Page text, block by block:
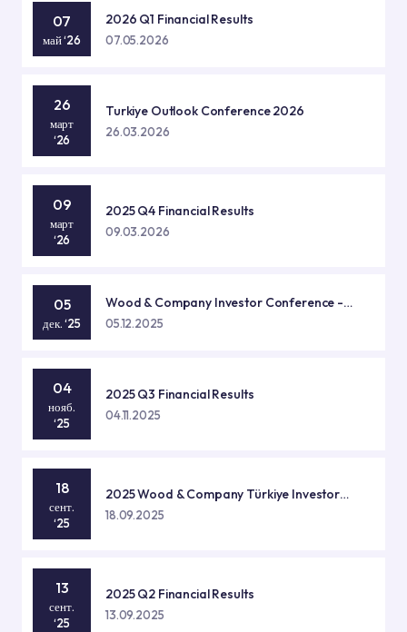
07
май ‘26
2026 Q1 Financial Results
07.05.2026
26
март
‘26
Turkiye Outlook Conference 2026
26.03.2026
09
март
‘26
2025 Q4 Financial Results
09.03.2026
05
дек. ‘25
Wood & Company Investor Conference -
Prague
05.12.2025
04
нояб.
‘25
2025 Q3 Financial Results
04.11.2025
18
сент.
‘25
2025 Wood & Company Türkiye Investor
Symposium - İstanbul
18.09.2025
13
сент.
‘25
2025 Q2 Financial Results
13.09.2025